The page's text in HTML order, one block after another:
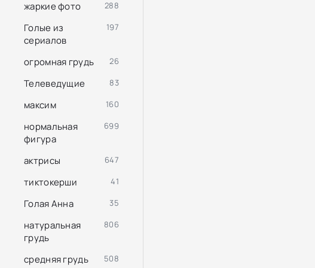
жаркие фото 288
Голые из
сериалов
197
огромная грудь 26
Телеведущие 83
максим 160
нормальная
фигура
699
актрисы 647
тиктокерши 41
Голая Анна 35
натуральная
грудь
806
средняя грудь 508